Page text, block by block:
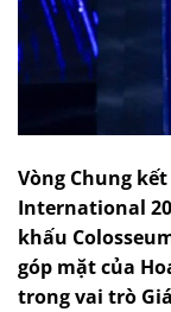
Vòng Chung
International
khấu
góp mặt của
trong vai trò